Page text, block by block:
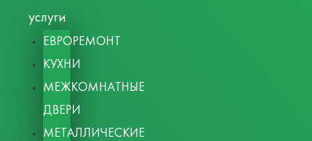
услуги
ЕВРОРЕМОНТ
КУХНИ
МЕЖКОМНАТНЫЕ
ДВЕРИ
МЕТАЛЛИЧЕСКИЕ